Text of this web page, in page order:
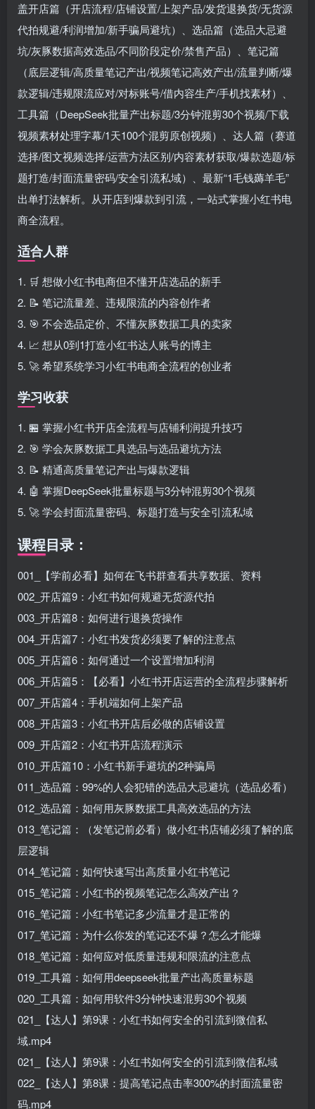
盖开店篇（开店流程/店铺设置/上架产品/发货退换货/无货源
代拍规避/利润增加/新手骗局避坑）、选品篇（选品大忌避
坑/灰豚数据高效选品/不同阶段定价/禁售产品）、笔记篇
（底层逻辑/高质量笔记产出/视频笔记高效产出/流量判断/爆
款逻辑/违规限流应对/对标账号/借内容生产/手机找素材）、
工具篇（DeepSeek批量产出标题/3分钟混剪30个视频/下载
视频素材处理字幕/1天100个混剪原创视频）、达人篇（赛道
选择/图文视频选择/运营方法区别/内容素材获取/爆款选题/标
题打造/封面流量密码/安全引流私域）、最新“1毛钱薅羊毛”
出单打法解析。从开店到爆款到引流，一站式掌握小红书电
商全流程。
适合人群
1. 🛒 想做小红书电商但不懂开店选品的新手
2. 📝 笔记流量差、违规限流的内容创作者
3. 🎯 不会选品定价、不懂灰豚数据工具的卖家
4. 📈 想从0到1打造小红书达人账号的博主
5. 🚀 希望系统学习小红书电商全流程的创业者
学习收获
1. 🏪 掌握小红书开店全流程与店铺利润提升技巧
2. 🎯 学会灰豚数据工具选品与选品避坑方法
3. 📝 精通高质量笔记产出与爆款逻辑
4. 🤖 掌握DeepSeek批量标题与3分钟混剪30个视频
5. 🚀 学会封面流量密码、标题打造与安全引流私域
课程目录：
001_【学前必看】如何在飞书群查看共享数据、资料
002_开店篇9：小红书如何规避无货源代拍
003_开店篇8：如何进行退换货操作
004_开店篇7：小红书发货必须要了解的注意点
005_开店篇6：如何通过一个设置增加利润
006_开店篇5：【必看】小红书开店运营的全流程步骤解析
007_开店篇4：手机端如何上架产品
008_开店篇3：小红书开店后必做的店铺设置
009_开店篇2：小红书开店流程演示
010_开店篇10：小红书新手避坑的2种骗局
011_选品篇：99%的人会犯错的选品大忌避坑（选品必看）
012_选品篇：如何用灰豚数据工具高效选品的方法
013_笔记篇：（发笔记前必看）做小红书店铺必须了解的底
层逻辑
014_笔记篇：如何快速写出高质量小红书笔记
015_笔记篇：小红书的视频笔记怎么高效产出？
016_笔记篇：小红书笔记多少流量才是正常的
017_笔记篇：为什么你发的笔记还不爆？怎么才能爆
018_笔记篇：如何应对低质量违规和限流的注意点
019_工具篇：如何用deepseek批量产出高质量标题
020_工具篇：如何用软件3分钟快速混剪30个视频
021_【达人】第9课：小红书如何安全的引流到微信私
域.mp4
021_【达人】第9课：小红书如何安全的引流到微信私域
022_【达人】第8课：提高笔记点击率300%的封面流量密
码.mp4